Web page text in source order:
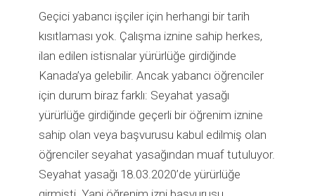
Geçici yabancı işçiler için herhangi bir tarih
kısıtlaması yok. Çalışma iznine sahip herkes,
ilan edilen istisnalar yürürlüğe girdiğinde
Kanada’ya gelebilir. Ancak yabancı öğrenciler
için durum biraz farklı: Seyahat yasağı
yürürlüğe girdiğinde geçerli bir öğrenim iznine
sahip olan veya başvurusu kabul edilmiş olan
öğrenciler seyahat yasağından muaf tutuluyor.
Seyahat yasağı 18.03.2020’de yürürlüğe